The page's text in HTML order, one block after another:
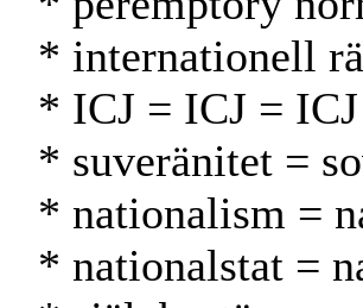
* internationell
* ICJ = ICJ = ICJ
* suveränitet =
* nationalism =
* nationalstat =